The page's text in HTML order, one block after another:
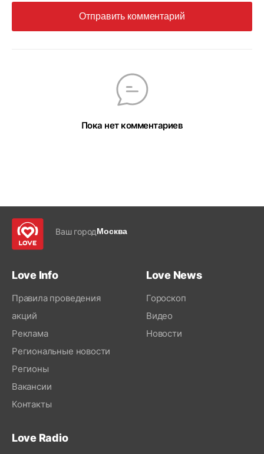
Отправить комментарий
Пока нет комментариев
Ваш городМосква
Love Info
Правила проведения
акций
Реклама
Региональные новости
Регионы
Вакансии
Контакты
Love News
Гороскоп
Видео
Новости
Love Radio